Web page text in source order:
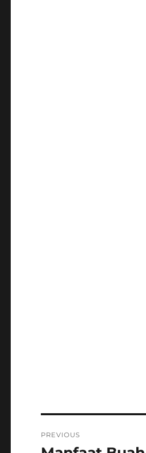
navigation
PREVIOUS
Previous